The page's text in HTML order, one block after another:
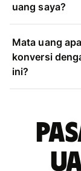
uang saya?
Mata uang
konversi
ini?